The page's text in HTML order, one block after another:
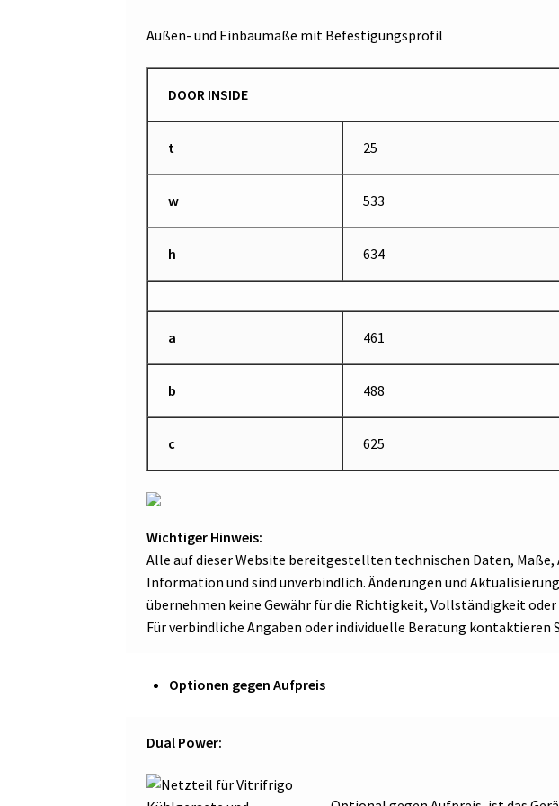
Außen- und Einbaumaße mit Befestigungsprofil
DOOR INSIDE
t 25
w 533
h 634
a 461
b 488
c 625
Wichtiger Hinweis:
Alle auf dieser Website bereitgestellten technischen Daten,
Information und sind unverbindlich. Änderungen und
übernehmen keine Gewähr für die Richtigkeit, Vollständigkeit
Für verbindliche Angaben oder individuelle Beratung kontaktieren
Optionen gegen Aufpreis
Dual Power: